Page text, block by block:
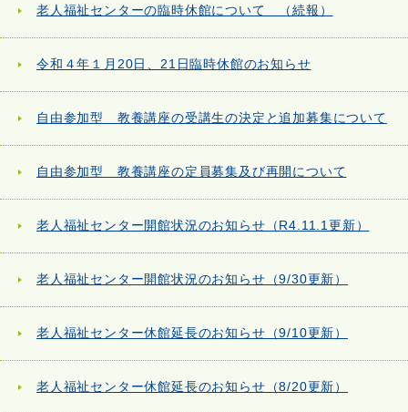
老人福祉センターの臨時休館について （続報）
令和４年１月20日、21日臨時休館のお知らせ
自由参加型 教養講座の受講生の決定と追加募集について
自由参加型 教養講座の定員募集及び再開について
老人福祉センター開館状況のお知らせ（R4.11.1更新）
老人福祉センター開館状況のお知らせ（9/30更新）
老人福祉センター休館延長のお知らせ（9/10更新）
老人福祉センター休館延長のお知らせ（8/20更新）